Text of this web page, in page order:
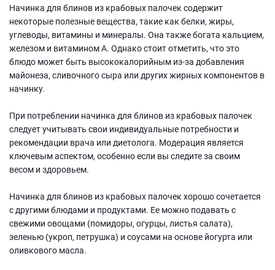
Начинка для блинов из крабовых палочек содержит
некоторые полезные вещества, такие как белки, жиры,
углеводы, витамины и минералы. Она также богата кальцием,
железом и витамином А. Однако стоит отметить, что это
блюдо может быть высококалорийным из-за добавления
майонеза, сливочного сыра или других жирных компонентов в
начинку.
При потреблении начинка для блинов из крабовых палочек
следует учитывать свои индивидуальные потребности и
рекомендации врача или диетолога. Модерация является
ключевым аспектом, особенно если вы следите за своим
весом и здоровьем.
Начинка для блинов из крабовых палочек хорошо сочетается
с другими блюдами и продуктами. Ее можно подавать с
свежими овощами (помидоры, огурцы, листья салата),
зеленью (укроп, петрушка) и соусами на основе йогурта или
оливкового масла.